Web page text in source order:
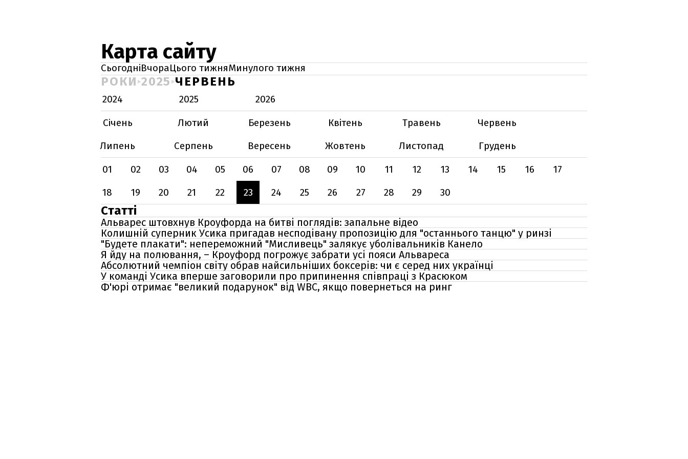
Карта сайту
СьогодніВчораЦього тижняМинулого тижня
РОКИ 2025 ЧЕРВЕНЬ
2024 2025
2026
Січень
Лютий Березень Квітень Травень
Червень
Липень
Серпень Вересень Жовтень Листопад
Грудень
01
02 03 04 05 06 07 08 09 10 11 12 13 14 15 16
17
18
19 20 21 22 23 24 25 26 27 28 29 30
Статті
Альварес штовхнув Кроуфорда на битві поглядів: запальне відео
Колишній суперник Усика пригадав несподівану пропозицію для "останнього танцю" у ринзі
"Будете плакати": непереможний "Мисливець" залякує уболівальників Канело
Я йду на полювання, – Кроуфорд погрожує забрати усі пояси Альвареса
Абсолютний чемпіон світу обрав найсильніших боксерів: чи є серед них українці
У команді Усика вперше заговорили про припинення співпраці з Красюком
Ф'юрі отримає "великий подарунок" від WBC, якщо повернеться на ринг